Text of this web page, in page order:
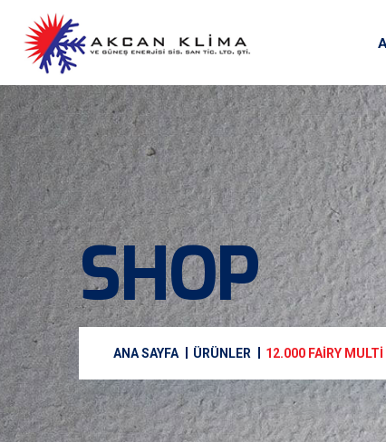
SHOP
ANA SAYFA ÜRÜNLER 12.000 FAIRY